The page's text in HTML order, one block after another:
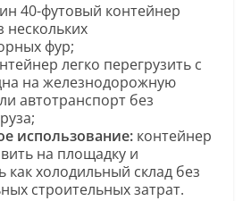
40-футовый контейнер
нескольких
фур;
легко перегрузить с
на железнодорожную
автотранспорт без
использование:контейнер
на площадку и
как холодильный склад без
строительных затрат.